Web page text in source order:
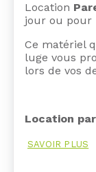
Location
jour ou pour
Ce matériel
luge vous
lors de vos
Location
SAVOIR PLUS